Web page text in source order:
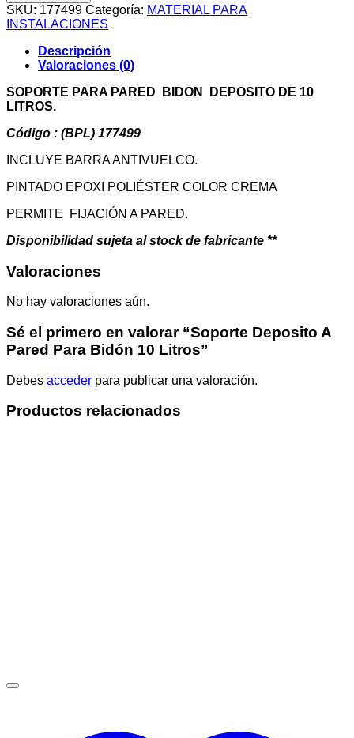
A
Pared
Para
Bidón
10
Litros
cantidad
SKU: 177499 Categoría: MATERIAL PARA
INSTALACIONES
Descripción
Valoraciones (0)
SOPORTE PARA PARED BIDON DEPOSITO DE 10
LITROS.
Código : (BPL) 177499
INCLUYE BARRA ANTIVUELCO.
PINTADO EPOXI POLIÉSTER COLOR CREMA
PERMITE FIJACIÓN A PARED.
Disponibilidad sujeta al stock de fabricante **
Valoraciones
No hay valoraciones aún.
Sé el primero en valorar “Soporte Deposito A
Pared Para Bidón 10 Litros”
Debes acceder para publicar una valoración.
Productos relacionados